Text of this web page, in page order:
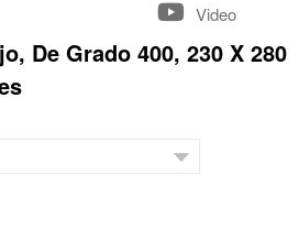
Video
De Grado 400, 230 X 280